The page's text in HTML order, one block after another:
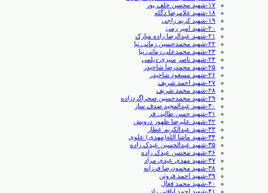
۱۷-شهید محسن خلف پور
۱۸-شهید غلامرضا دگله
۱۹-شهید کریم راجی
۲۰-شهید امیر رمی
۲۱-شهید عبدالرضا زاده مبارک
۲۲-شهید محمدحسین زمانی نیا
۲۳-شهید محمدعلی زمانی نیا
۲۴-شهید ناصر سبزی دیلمی
۲۵-شهید محمدرضا شاحیدر
۲۶-شهید مسعود شاحیدر
۲۷-شهید احمد شریف
۲۸-شهید محمد شریف
۲۹-شهید محمدحسین صحراگردزاده
۳۰-شهید عبدالمجید صدف ساز
۳۱-شهید حسن طالبی ‏فر
۳۲-شهید علیرضا ظهور درویش
۳۳-شهید عبدالکریم عطار
۳۴-شهید ماشا الله(مهدی) علوی
۳۵-شهید عبدالحسین عیدک زاده
۳۶-شهید محسن عیدک زاده
۳۷-شهید مهدی عیدی مراد
۳۸-شهید محمودرضا فرزانه
۳۹-شهید احمد فروتن
۴۰-شهید محمد فعال
۴۱-شهید احمد لیاقتی راد